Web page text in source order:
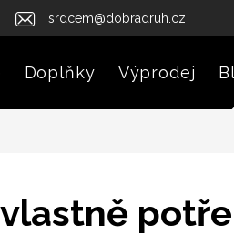
srdcem@dobradruh.cz
Doplňky Výprodej